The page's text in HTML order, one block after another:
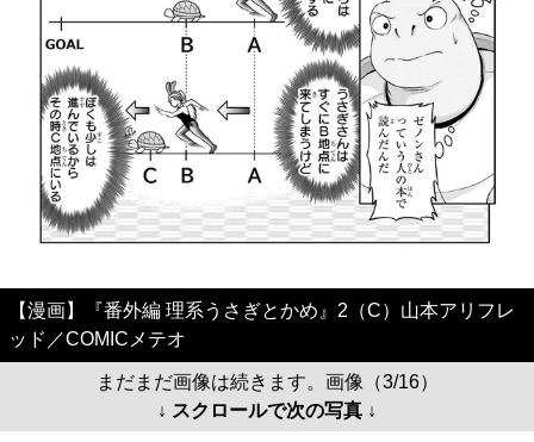
【漫画】『番外編 理系うさぎとかめ』2（C）山本アリフレ
ッド／COMICメテオ
まだまだ画像は続きます。画像（3/16）
↓ スクロールで次の写真 ↓